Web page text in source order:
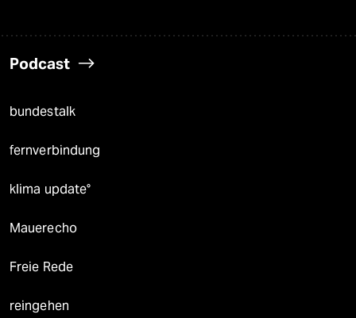
Podcast
bundestalk
fernverbindung
klima update°
Mauerecho
Freie Rede
reingehen